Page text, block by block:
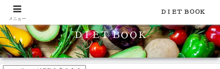
食品のカロリーや糖質などの栄養素がわかる！健康やダイエットに
ＤＩＥＴ ＢＯＯＫ
メニュー
ＤＩＥＴ ＢＯＯＫ